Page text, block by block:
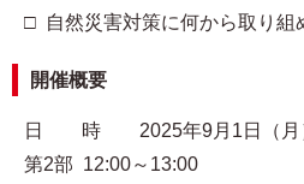
□ 自然災害対策に何から取り組
開催概要
日 時 2025年9月1日（月）
第2部 12:00～13:00